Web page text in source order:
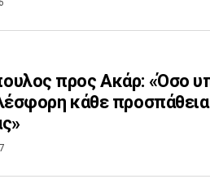
προς Ακάρ: «Όσο
κάθε προσπάθεια